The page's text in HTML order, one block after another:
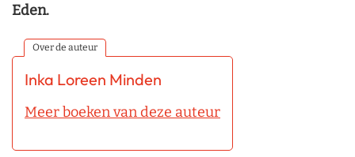
Eden.
Over de auteur
Inka Loreen Minden
Meer boeken van deze auteur